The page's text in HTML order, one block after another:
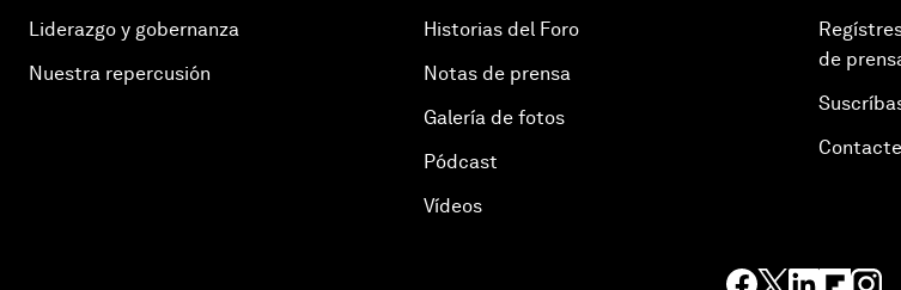
Liderazgo y gobernanza
Nuestra repercusión
Historias del Foro
Notas de prensa
Galería de fotos
Pódcast
Vídeos
de